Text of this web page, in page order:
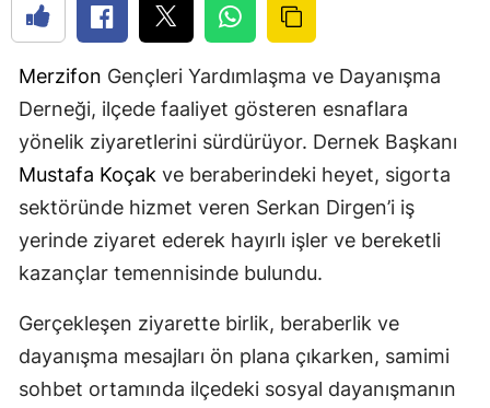
Merzifon Gençleri Yardımlaşma ve Dayanışma
Derneği, ilçede faaliyet gösteren esnaflara
yönelik ziyaretlerini sürdürüyor. Dernek Başkanı
Mustafa Koçak ve beraberindeki heyet, sigorta
sektöründe hizmet veren Serkan Dirgen’i iş
yerinde ziyaret ederek hayırlı işler ve bereketli
kazançlar temennisinde bulundu.
Gerçekleşen ziyarette birlik, beraberlik ve
dayanışma mesajları ön plana çıkarken, samimi
sohbet ortamında ilçedeki sosyal dayanışmanın